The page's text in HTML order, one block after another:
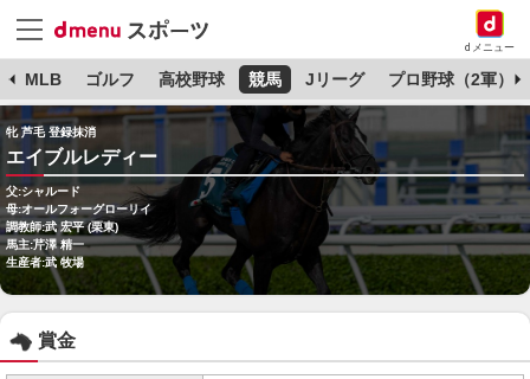
dメニュー
MLB ゴルフ 高校野球 競馬 Jリーグ プロ野球（2軍）
牝 芦毛 登録抹消
エイブルレディー
父:シャルード
母:オールフォーグローリイ
調教師:武 宏平 (栗東)
馬主:芹澤 精一
生産者:武 牧場
賞金